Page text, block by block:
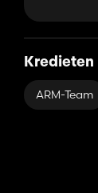
Kredieten
ARM-Team